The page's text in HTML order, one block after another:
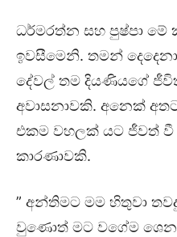
ධර්මරත්න සහ පුෂ්පා මේ
ඉවසීමෙනි. තමන්
දේවල් තම දියණියගේ
අවාසනාවකි. අනෙක්
එකම වහලක් යට ජීවත් වී
කාරණාවකි.
” අන්තිමට මම හිතුවා
වුණොත් මට වගේම